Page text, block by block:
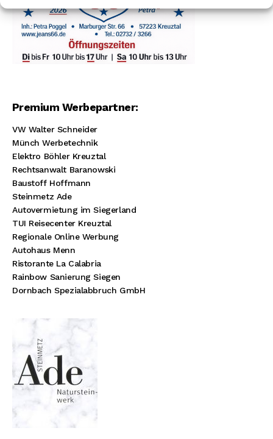
Premium Werbepartner:
VW Walter Schneider
Münch Werbetechnik
Elektro Böhler Kreuztal
Rechtsanwalt Baranowski
Baustoff Hoffmann
Steinmetz Ade
Autovermietung im Siegerland
TUI Reisecenter Kreuztal
Regionale Online Werbung
Autohaus Menn
Ristorante La Calabria
Rainbow Sanierung Siegen
Dornbach Spezialabbruch GmbH